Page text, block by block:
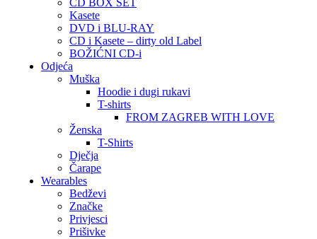
CD BOX SET
Kasete
DVD i BLU-RAY
CD i Kasete – dirty old Label
BOŽIĆNI CD-i
Odjeća
Muška
Hoodie i dugi rukavi
T-shirts
FROM ZAGREB WITH LOVE
Ženska
T-Shirts
Dječja
Čarape
Wearables
Bedževi
Značke
Privjesci
Prišivke